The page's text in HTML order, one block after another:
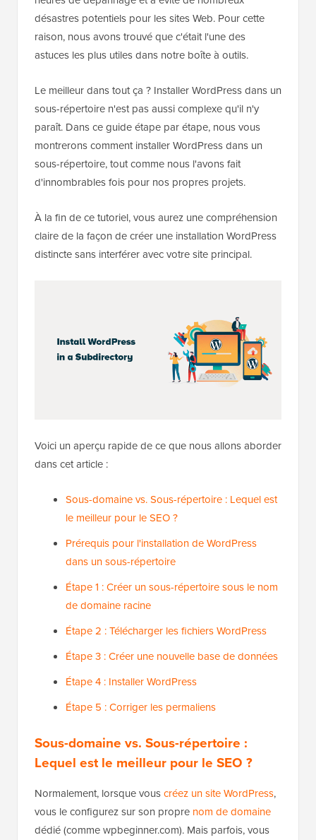
désastres potentiels pour les sites Web. Pour cette
raison, nous avons trouvé que c'était l'une des
astuces les plus utiles dans notre boîte à outils.
Le meilleur dans tout ça ? Installer WordPress dans un
sous-répertoire n'est pas aussi complexe qu'il n'y
paraît. Dans ce guide étape par étape, nous vous
montrerons comment installer WordPress dans un
sous-répertoire, tout comme nous l'avons fait
d'innombrables fois pour nos propres projets.
À la fin de ce tutoriel, vous aurez une compréhension
claire de la façon de créer une installation WordPress
distincte sans interférer avec votre site principal.
Voici un aperçu rapide de ce que nous allons aborder
dans cet article :
Sous-domaine vs. Sous-répertoire : Lequel est
le meilleur pour le SEO ?
Prérequis pour l'installation de WordPress
dans un sous-répertoire
Étape 1 : Créer un sous-répertoire sous le nom
de domaine racine
Étape 2 : Télécharger les fichiers WordPress
Étape 3 : Créer une nouvelle base de données
Étape 4 : Installer WordPress
Étape 5 : Corriger les permaliens
Sous-domaine vs. Sous-répertoire :
Lequel est le meilleur pour le SEO ?
Normalement, lorsque vouscréez un site WordPress,
vous le configurez sur son propre nom de domaine
dédié (comme wpbeginner.com). Mais parfois, vous